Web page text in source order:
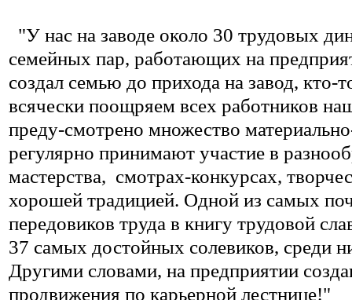
"У нас на заводе около 30 трудовых
семейных пар, работающих на
создал семью до прихода на завод,
всячески поощряем всех работников
преду-смотрено множество
регулярно принимают участие в
мастерства, смотрах-конкурсах,
хорошей традицией. Одной из самых
передовиков труда в книгу трудовой
37 самых достойных солевиков, среди
Другими словами, на предприятии
продвижения по карьерной лестнице!"